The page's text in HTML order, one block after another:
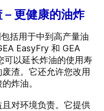
– 更健康的油炸
括用于中到高产量油
EasyFry 和 GEA
可以延长炸油的使用寿
渣。它还允许您改用
炸油。
对环境负责。它提供